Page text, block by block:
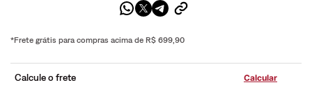
*Frete grátis para compras acima de R$ 699,90
Calcule o frete